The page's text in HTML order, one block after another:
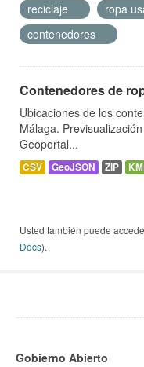
reciclaje
ropa
contenedores
Contenedores de
Ubicaciones de los
Málaga.
Geoportal...
CSV GeoJSON ZIP
Usted también puede
Docs).
Gobierno Abierto